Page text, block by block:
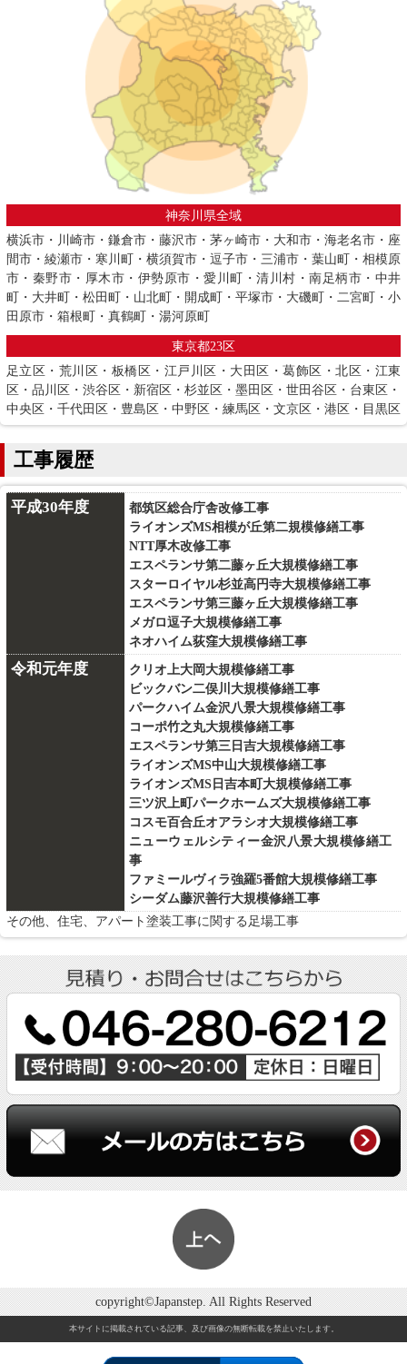
神奈川県全域
横浜市・川崎市・鎌倉市・藤沢市・茅ヶ崎市・大和市・海老名市・座
間市・綾瀬市・寒川町・横須賀市・逗子市・三浦市・葉山町・相模原
市・秦野市・厚木市・伊勢原市・愛川町・清川村・南足柄市・中井
町・大井町・松田町・山北町・開成町・平塚市・大磯町・二宮町・小
田原市・箱根町・真鶴町・湯河原町
東京都23区
足立区・荒川区・板橋区・江戸川区・大田区・葛飾区・北区・江東
区・品川区・渋谷区・新宿区・杉並区・墨田区・世田谷区・台東区・
中央区・千代田区・豊島区・中野区・練馬区・文京区・港区・目黒区
工事履歴
平成30年度
都筑区総合庁舎改修工事
ライオンズMS相模が丘第二規模修繕工事
NTT厚木改修工事
エスペランサ第二藤ヶ丘大規模修繕工事
スターロイヤル杉並高円寺大規模修繕工事
エスペランサ第三藤ヶ丘大規模修繕工事
メガロ逗子大規模修繕工事
ネオハイム荻窪大規模修繕工事
令和元年度
クリオ上大岡大規模修繕工事
ビックバン二俣川大規模修繕工事
パークハイム金沢八景大規模修繕工事
コーポ竹之丸大規模修繕工事
エスペランサ第三日吉大規模修繕工事
ライオンズMS中山大規模修繕工事
ライオンズMS日吉本町大規模修繕工事
三ツ沢上町パークホームズ大規模修繕工事
コスモ百合丘オアラシオ大規模修繕工事
ニューウェルシティー金沢八景大規模修繕工
事
ファミールヴィラ強羅5番館大規模修繕工事
シーダム藤沢善行大規模修繕工事
その他、住宅、アパート塗装工事に関する足場工事
copyright©Japanstep. All Rights Reserved
本サイトに掲載されている記事、及び画像の無断転載を禁止いたします。